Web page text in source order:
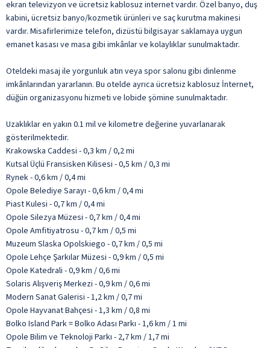
ekran televizyon ve ücretsiz kablosuz internet vardır. Özel banyo, duş
kabini, ücretsiz banyo/kozmetik ürünleri ve saç kurutma makinesi
vardır. Misafirlerimize telefon, dizüstü bilgisayar saklamaya uygun
emanet kasası ve masa gibi imkânlar ve kolaylıklar sunulmaktadır.
Oteldeki masaj ile yorgunluk atın veya spor salonu gibi dinlenme
imkânlarından yararlanın. Bu otelde ayrıca ücretsiz kablosuz İnternet,
düğün organizasyonu hizmeti ve lobide şömine sunulmaktadır.
Uzaklıklar en yakın 0.1 mil ve kilometre değerine yuvarlanarak
gösterilmektedir.
Krakowska Caddesi - 0,3 km / 0,2 mi
Kutsal Üçlü Fransisken Kilisesi - 0,5 km / 0,3 mi
Rynek - 0,6 km / 0,4 mi
Opole Belediye Sarayı - 0,6 km / 0,4 mi
Piast Kulesi - 0,7 km / 0,4 mi
Opole Silezya Müzesi - 0,7 km / 0,4 mi
Opole Amfitiyatrosu - 0,7 km / 0,5 mi
Muzeum Slaska Opolskiego - 0,7 km / 0,5 mi
Opole Lehçe Şarkılar Müzesi - 0,9 km / 0,5 mi
Opole Katedrali - 0,9 km / 0,6 mi
Solaris Alışveriş Merkezi - 0,9 km / 0,6 mi
Modern Sanat Galerisi - 1,2 km / 0,7 mi
Opole Hayvanat Bahçesi - 1,3 km / 0,8 mi
Bolko Island Park = Bolko Adası Parkı - 1,6 km / 1 mi
Opole Bilim ve Teknoloji Parkı - 2,7 km / 1,7 mi